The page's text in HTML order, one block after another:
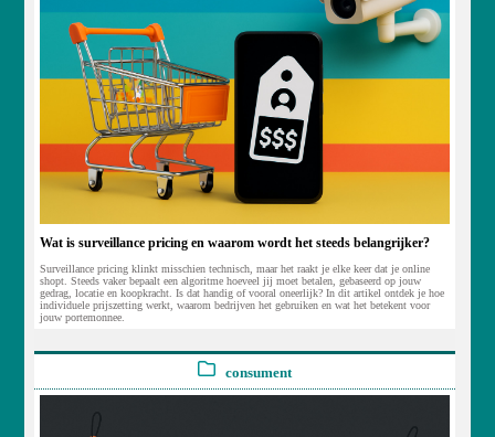
Wat is surveillance pricing en waarom wordt het steeds belangrijker?
Surveillance pricing klinkt misschien technisch, maar het raakt je elke keer dat je online
shopt. Steeds vaker bepaalt een algoritme hoeveel jij moet betalen, gebaseerd op jouw
gedrag, locatie en koopkracht. Is dat handig of vooral oneerlijk? In dit artikel ontdek je hoe
individuele prijszetting werkt, waarom bedrijven het gebruiken en wat het betekent voor
jouw portemonnee.
consument